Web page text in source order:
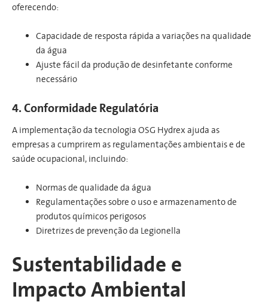
oferecendo:
Capacidade de resposta rápida a variações na qualidade
da água
Ajuste fácil da produção de desinfetante conforme
necessário
4. Conformidade Regulatória
A implementação da tecnologia OSG Hydrex ajuda as
empresas a cumprirem as regulamentações ambientais e de
saúde ocupacional, incluindo:
Normas de qualidade da água
Regulamentações sobre o uso e armazenamento de
produtos químicos perigosos
Diretrizes de prevenção da Legionella
Sustentabilidade e
Impacto Ambiental